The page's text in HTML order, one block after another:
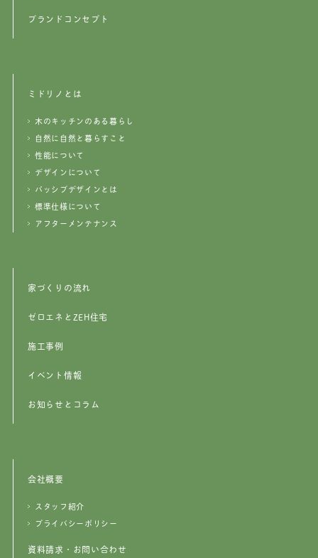
ブランドコンセプト
ミドリノとは
木のキッチンのある暮らし
自然に自然と暮らすこと
性能について
デザインについて
パッシブデザインとは
標準仕様について
アフターメンテナンス
家づくりの流れ
ゼロエネとZEH住宅
施工事例
イベント情報
お知らせとコラム
会社概要
スタッフ紹介
プライバシーポリシー
資料請求・お問い合わせ